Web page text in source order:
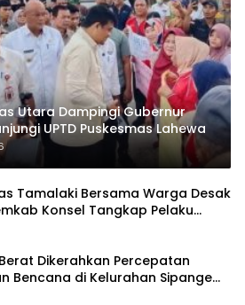
Utara Dampingi Gubernur
UPTD Puskesmas Lahewa
Tamalaki Bersama Warga Desak
Konsel Tangkap Pelaku
Sawit Overload, Truk PT KAP
Dikerahkan Percepatan
Bencana di Kelurahan Sipange